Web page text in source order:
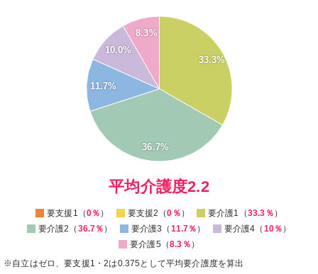
33.3%
36.7%
11.7%
10.0%
8.3%
0
平均介護度2.2
要支援1（0％ ） 要支援2（0％ ） 要介護1（33.3％ ）
要介護2（ 36.7％ ） 要介護3（ 11.7％ ） 要介護4（ 10％ ）
要介護5（8.3％ ）
※自立はゼロ、要支援1・2は0.375として平均要介護度を算出